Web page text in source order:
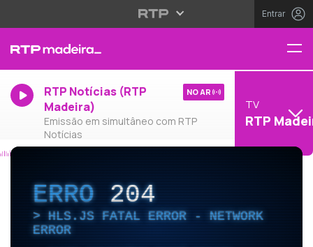
Entrar
RTP Notícias (RTP
Madeira)
Emissão em simultâneo com RTP
Notícias
NO AR
TV
RTP
ERRO204
HLS.JS FATAL ERROR - NETWORK
ERROR